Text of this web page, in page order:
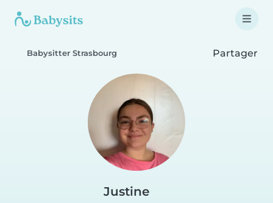
Babysitter Strasbourg Partager
Justine